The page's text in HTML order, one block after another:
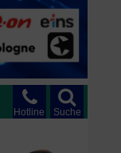
Suche
Hotline